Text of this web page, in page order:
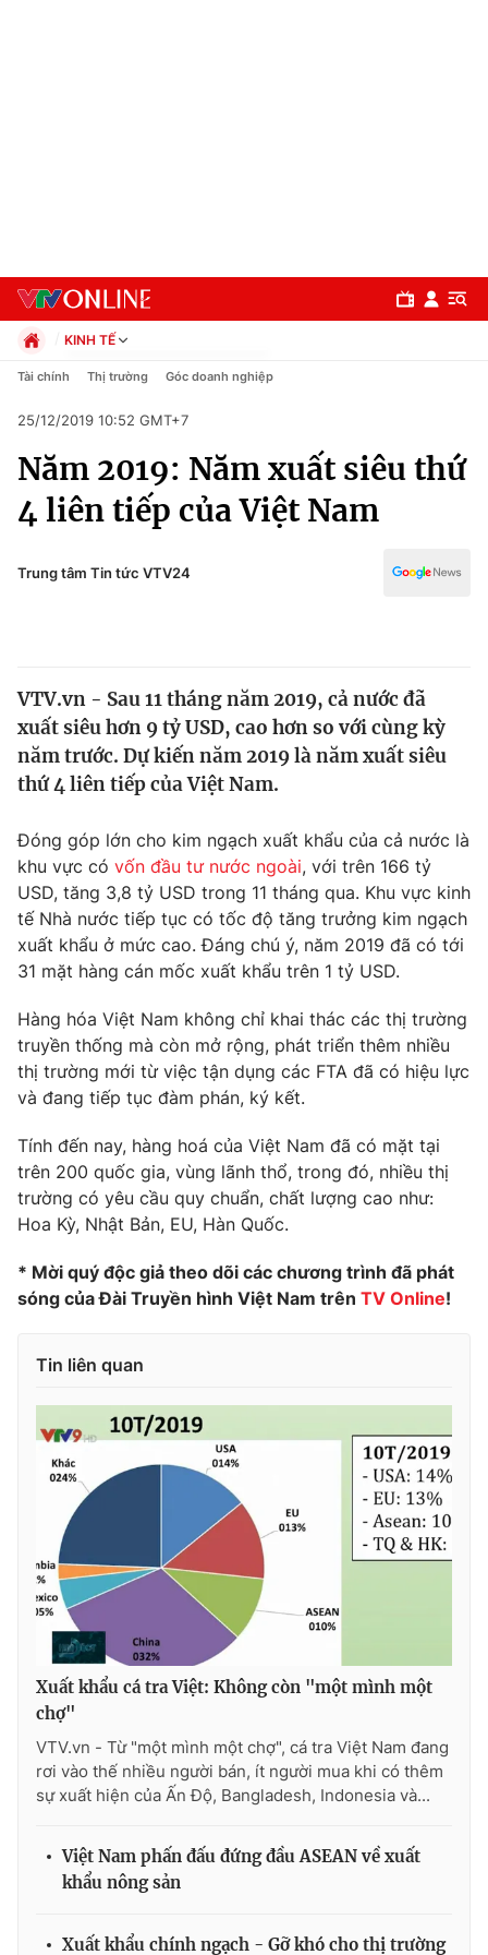
Chuyên mục
Chính trị
Thế giới
Tin tức
Thế giới đó đây
Câu chuyện quốc tế
Tài chính
Thị trường
Góc doanh nghiệp
Dữ liệu và đời sống
Truyền hình
Phim VTV
Hậu trường
Nhân vật
Khán giả
Giải sao mai
Điện ảnh
Âm nhạc
Sao
Đời sống
Du lịch
Làm đẹp
Chất lượng cuộc sống
Tuyển sinh
Học trực tuyến
Công nghệ
Hitech Công nghệ tương lai
Sản phẩm
Tư vấn
Emagazine Podcast
Infographic
Video Shorts video
VTV Money VTV Thể thao
VTV Sức khoẻ Bất động sản
Thị trường 24h Tấm lòng Việt
VTV9
Liên hệ tòa soạn English
KINH TẾ
Chính trị
Pháp luật
Kinh tế
Thể thao
Truyền hình
Y tế
Tài chính Thị trường Góc doanh nghiệp
25/12/2019 10:52 GMT+7
Năm 2019: Năm xuất siêu thứ
4 liên tiếp của Việt Nam
Trung tâm Tin tức VTV24
VTV.vn - Sau 11 tháng năm 2019, cả nước đã
xuất siêu hơn 9 tỷ USD, cao hơn so với cùng kỳ
năm trước. Dự kiến năm 2019 là năm xuất siêu
thứ 4 liên tiếp của Việt Nam.
Đóng góp lớn cho kim ngạch xuất khẩu của cả nước là
khu vực có vốn đầu tư nước ngoài, với trên 166 tỷ
USD, tăng 3,8 tỷ USD trong 11 tháng qua. Khu vực kinh
tế Nhà nước tiếp tục có tốc độ tăng trưởng kim ngạch
xuất khẩu ở mức cao. Đáng chú ý, năm 2019 đã có tới
31 mặt hàng cán mốc xuất khẩu trên 1 tỷ USD.
Hàng hóa Việt Nam không chỉ khai thác các thị trường
truyền thống mà còn mở rộng, phát triển thêm nhiều
thị trường mới từ việc tận dụng các FTA đã có hiệu lực
và đang tiếp tục đàm phán, ký kết.
Tính đến nay, hàng hoá của Việt Nam đã có mặt tại
trên 200 quốc gia, vùng lãnh thổ, trong đó, nhiều thị
trường có yêu cầu quy chuẩn, chất lượng cao như:
Hoa Kỳ, Nhật Bản, EU, Hàn Quốc.
* Mời quý độc giả theo dõi các chương trình đã phát
sóng của Đài Truyền hình Việt Nam trên TV Online!
Tin liên quan
Xuất khẩu cá tra Việt: Không còn "một mình một
chợ"
VTV.vn - Từ "một mình một chợ", cá tra Việt Nam đang
rơi vào thế nhiều người bán, ít người mua khi có thêm
sự xuất hiện của Ấn Độ, Bangladesh, Indonesia và...
Việt Nam phấn đấu đứng đầu ASEAN về xuất
khẩu nông sản
Xuất khẩu chính ngạch - Gỡ khó cho thị trường